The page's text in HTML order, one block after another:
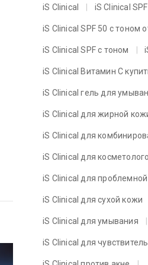
iS Clinical iS Clinical
iS Clinical SPF 50 с тоном
iS Clinical SPF с тоном
iS Clinical Витамин C
iS Clinical гель для
iS Clinical для жирной
iS Clinical для
iS Clinical для
iS Clinical для
iS Clinical для сухой кожи
iS Clinical для умывания
iS Clinical для